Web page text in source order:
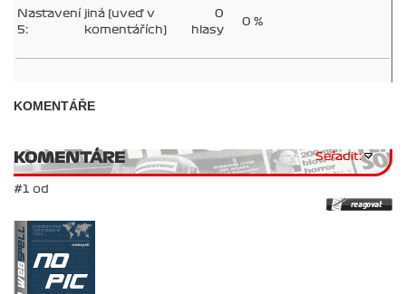
Nastavení
5:
jiná (uveď v
komentářích)
0
hlasy
0 %
KOMENTÁŘE
KOMENTÁRE Seřadit:
#1 od